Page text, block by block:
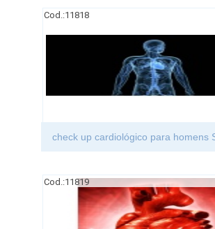
Cod.:11818
check up cardiológico para homens
Cod.:11819